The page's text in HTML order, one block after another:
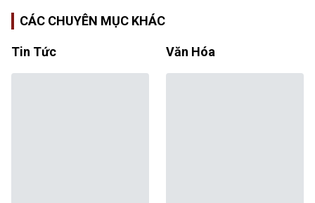
CÁC CHUYÊN MỤC KHÁC
Tin Tức Văn Hóa